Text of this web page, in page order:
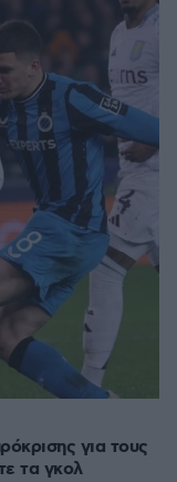
για τους
τα γκολ